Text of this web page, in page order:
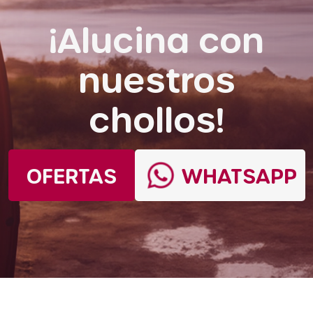
¡Alucina con
nuestros
chollos!
OFERTAS WHATSAPP